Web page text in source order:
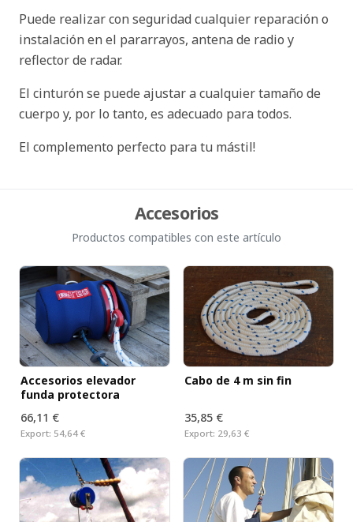
Puede realizar con seguridad cualquier reparación o
instalación en el pararrayos, antena de radio y
reflector de radar.
El cinturón se puede ajustar a cualquier tamaño de
cuerpo y, por lo tanto, es adecuado para todos.
El complemento perfecto para tu mástil!
Accesorios
Productos compatibles con este artículo
Accesorios elevador
funda protectora
66,11 €
Export: 54,64 €
Cabo de 4 m sin fin
35,85 €
Export: 29,63 €